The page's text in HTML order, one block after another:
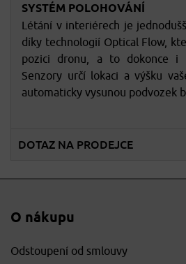
SYSTÉM POLOHOVÁNÍ
Létání v interiérech je
díky technologií Optical Flow,
pozici dronu, a to dokonce i
Senzory určí lokaci a výšku
automaticky vysunou podvozek
DOTAZ NA PRODEJCE
O nákupu
Odstoupení od smlouvy